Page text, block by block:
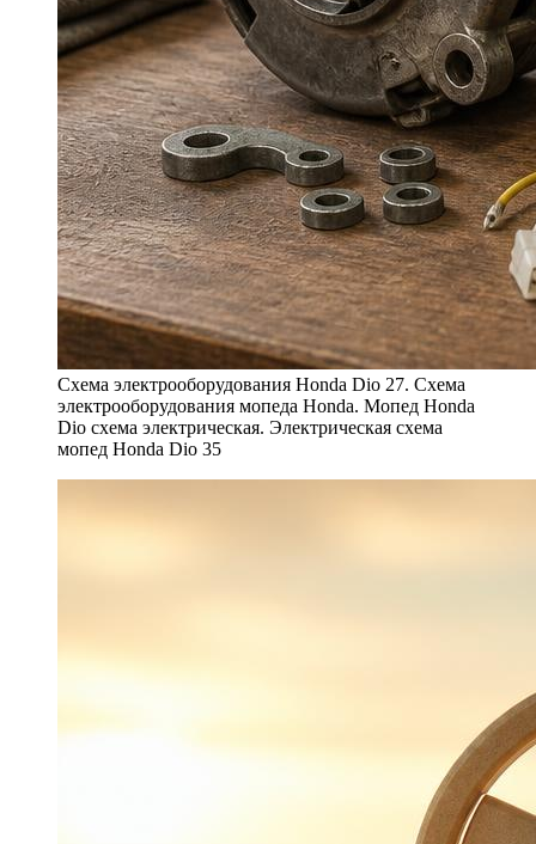
Схема электрооборудования Honda Dio 27. Схема
электрооборудования мопеда Honda. Мопед Honda
Dio схема электрическая. Электрическая схема
мопед Honda Dio 35